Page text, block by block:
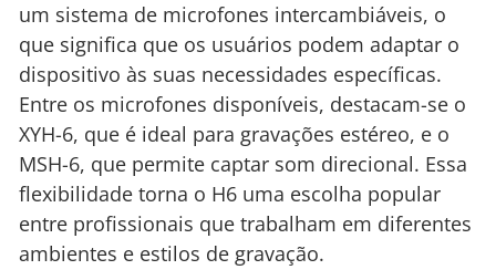
um sistema de microfones intercambiáveis, o
que significa que os usuários podem adaptar o
dispositivo às suas necessidades específicas.
Entre os microfones disponíveis, destacam-se o
XYH-6, que é ideal para gravações estéreo, e o
MSH-6, que permite captar som direcional. Essa
flexibilidade torna o H6 uma escolha popular
entre profissionais que trabalham em diferentes
ambientes e estilos de gravação.